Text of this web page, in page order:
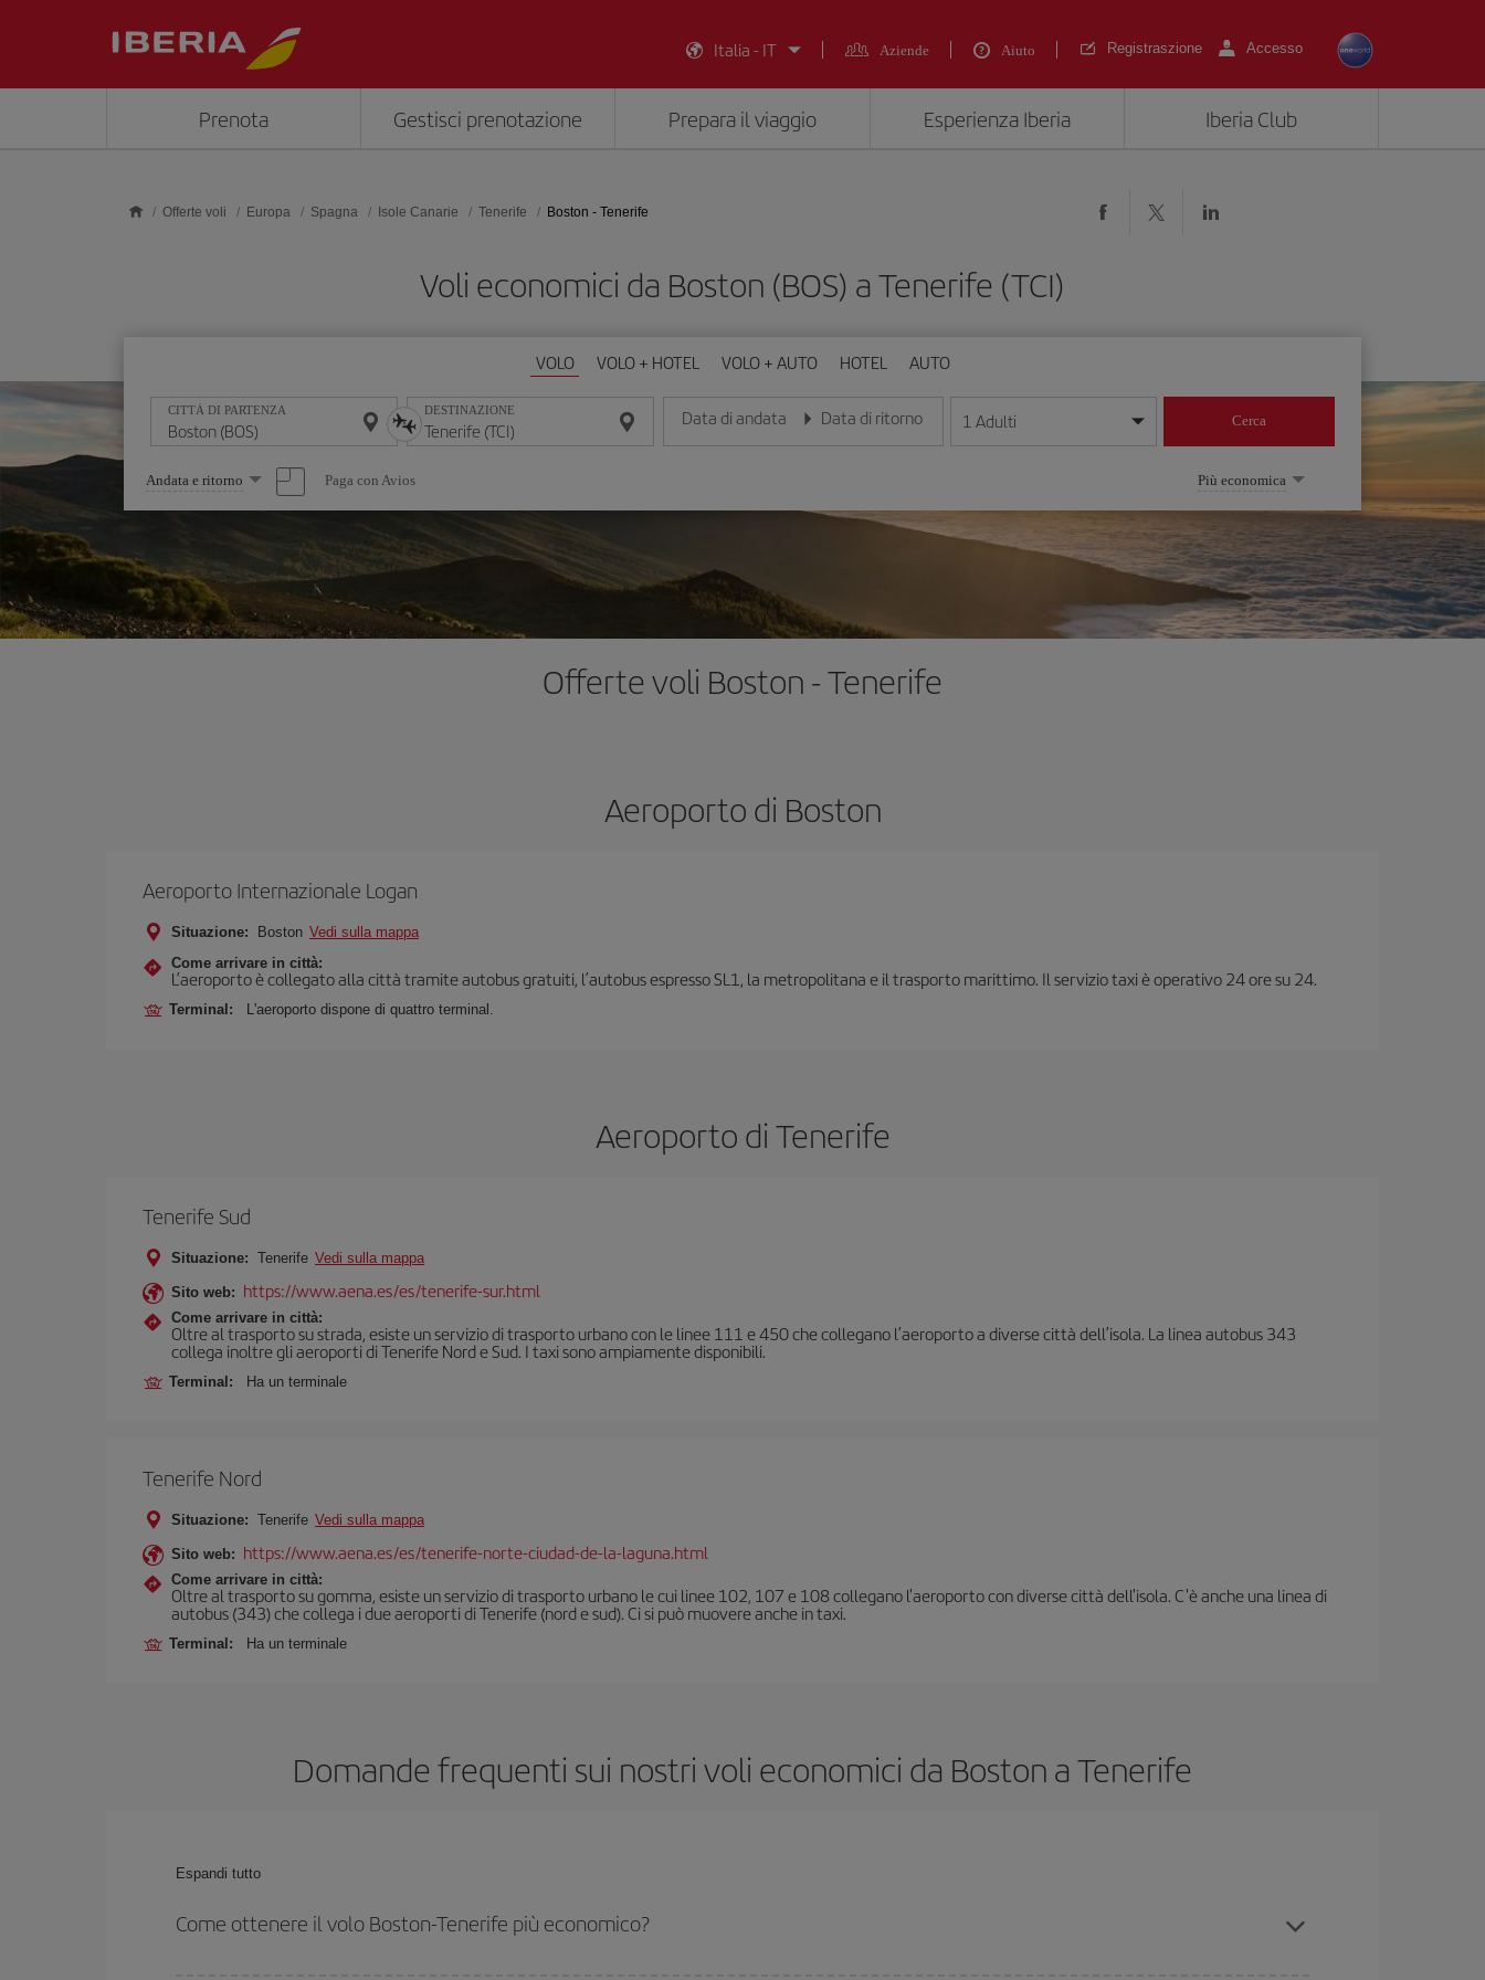
Italia - IT
Aziende Aiuto Registraszione Accesso
Prenota Gestisci prenotazione Prepara il viaggio Esperienza Iberia Iberia Club
Offerte voli Europa Spagna Isole Canarie Tenerife Boston - Tenerife
Voli economici da Boston (BOS) a Tenerife (TCI)
VOLO VOLO + HOTEL VOLO + AUTO HOTEL AUTO
CITTÀ DI PARTENZA DESTINAZIONE Data di andata
Inserisci la data nel formato giorno/mese/anno
Data di ritorno
Inserisci la data nel formato giorno/mese/anno
1 Adulti Cerca
Seleziona
un'opzione
Andata e ritorno Paga con Avios Più economica
Offerte voli Boston - Tenerife
Aeroporto di Boston
Aeroporto Internazionale Logan
Situazione: Boston Vedi sulla mappa
Come arrivare in città:
L’aeroporto è collegato alla città tramite autobus gratuiti, l’autobus espresso SL1, la metropolitana e il trasporto marittimo. Il servizio taxi è operativo 24 ore su 24.
Terminal: L'aeroporto dispone di quattro terminal.
Aeroporto di Tenerife
Tenerife Sud
Situazione: Tenerife Vedi sulla mappa
Sito web: https://www.aena.es/es/tenerife-sur.html
Come arrivare in città:
Oltre al trasporto su strada, esiste un servizio di trasporto urbano con le linee 111 e 450 che collegano l’aeroporto a diverse città dell’isola. La linea autobus 343
collega inoltre gli aeroporti di Tenerife Nord e Sud. I taxi sono ampiamente disponibili.
Terminal: Ha un terminale
Tenerife Nord
Situazione: Tenerife Vedi sulla mappa
Sito web: https://www.aena.es/es/tenerife-norte-ciudad-de-la-laguna.html
Come arrivare in città:
Oltre al trasporto su gomma, esiste un servizio di trasporto urbano le cui linee 102, 107 e 108 collegano l'aeroporto con diverse città dell'isola. C'è anche una linea di
autobus (343) che collega i due aeroporti di Tenerife (nord e sud). Ci si può muovere anche in taxi.
Terminal: Ha un terminale
Domande frequenti sui nostri voli economici da Boston a Tenerife
Espandi tutto
Come ottenere il volo Boston-Tenerife più economico?